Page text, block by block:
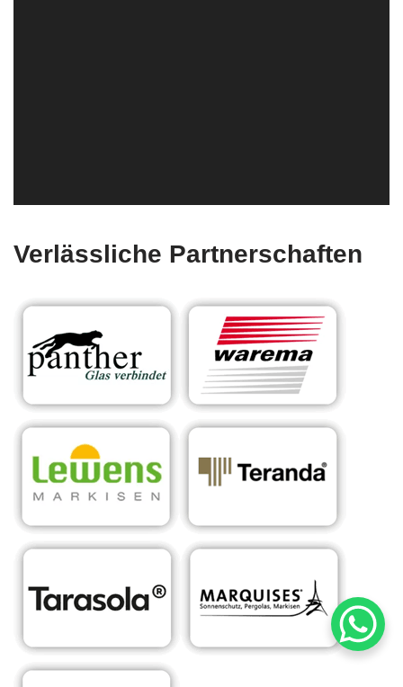
Verlässliche Partnerschaften